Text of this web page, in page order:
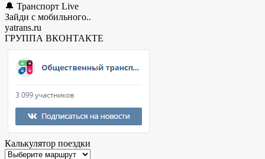
🔔 Транспорт Live
Зайди с мобильного..
yatrans.ru
ГРУППА ВКОНТАКТЕ
Калькулятор поездки